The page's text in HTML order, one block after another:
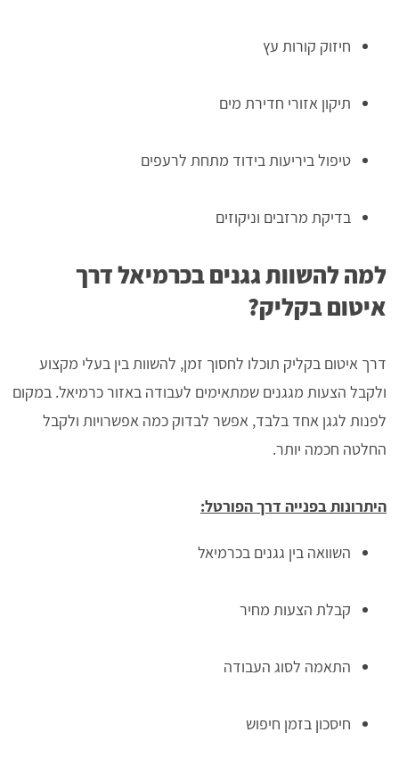
חיזוק קורות עץ
תיקון אזורי חדירת מים
טיפול ביריעות בידוד מתחת לרעפים
בדיקת מרזבים וניקוזים
למה להשוות גגנים בכרמיאל דרך
איטום בקליק?
דרך איטום בקליק תוכלו לחסוך זמן, להשוות בין בעלי מקצוע
ולקבל הצעות מגגנים שמתאימים לעבודה באזור כרמיאל. במקום
לפנות לגגן אחד בלבד, אפשר לבדוק כמה אפשרויות ולקבל
החלטה חכמה יותר.
היתרונות בפנייה דרך הפורטל:
השוואה בין גגנים בכרמיאל
קבלת הצעות מחיר
התאמה לסוג העבודה
חיסכון בזמן חיפוש